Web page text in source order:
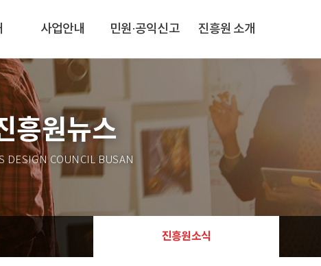
사업안내 민원·공익신고 진흥원 소개
흥원뉴스
DESIGN COUNCIL BUSAN
진흥원소식